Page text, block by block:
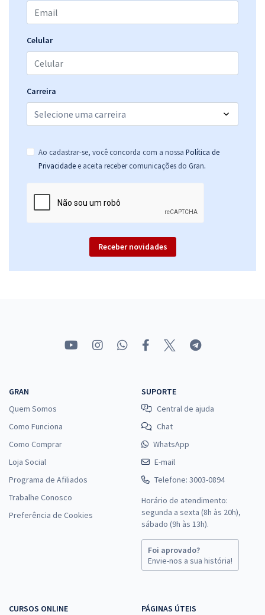
Celular
Carreira
Ao cadastrar-se, você concorda com a nossa Política de
Privacidade e aceita receber comunicações do Gran.
Receber novidades
GRAN
Quem Somos
Como Funciona
Como Comprar
Loja Social
Programa de Afiliados
Trabalhe Conosco
Preferência de Cookies
SUPORTE
Central de ajuda
Chat
WhatsApp
E-mail
Telefone: 3003-0894
Horário de atendimento:
segunda a sexta (8h às 20h),
sábado (9h às 13h).
Foi aprovado?
Envie-nos a sua história!
CURSOS ONLINE PÁGINAS ÚTEIS